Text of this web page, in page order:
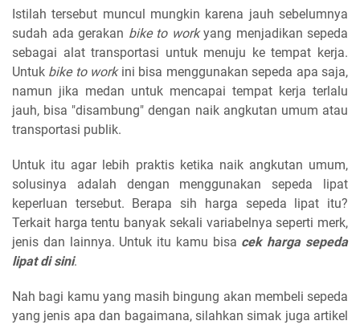
Istilah tersebut muncul mungkin karena jauh sebelumnya
sudah ada gerakan bike to workyang menjadikan sepeda
sebagai alat transportasi untuk menuju ke tempat kerja.
Untuk bike to workini bisa menggunakan sepeda apa saja,
namun jika medan untuk mencapai tempat kerja terlalu
jauh, bisa "disambung" dengan naik angkutan umum atau
transportasi publik.
Untuk itu agar lebih praktis ketika naik angkutan umum,
solusinya adalah dengan menggunakan sepeda lipat
keperluan tersebut. Berapa sih harga sepeda lipat itu?
Terkait harga tentu banyak sekali variabelnya seperti merk,
jenis dan lainnya. Untuk itu kamu bisa cek harga sepeda
lipat di sini.
Nah bagi kamu yang masih bingung akan membeli sepeda
yang jenis apa dan bagaimana, silahkan simak juga artikel